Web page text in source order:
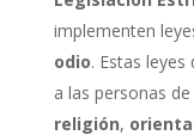
implementen
odio. Estas
a las personas
religión,